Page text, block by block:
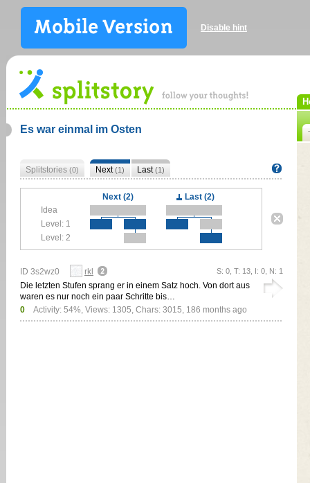
Disable hint
Es war einmal im Osten
Splitstories (0) Next(1) Last(1)
Next (2)
Last (2)
Idea
Level: 1
Level: 2
ID 3s2wz0
rkl
Die letzten Stufen sprang er in einem Satz hoch. Von dort aus
waren es nur noch ein paar Schritte bis…
0
Activity: 54%, Views: 1305, Chars: 3015, 186 months ago
S: 0, T: 13, I: 0, N: 1